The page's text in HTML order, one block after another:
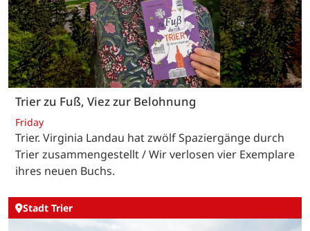
Trier zu Fuß, Viez zur Belohnung
Friday
Trier. Virginia Landau hat zwölf Spaziergänge durch
Trier zusammengestellt / Wir verlosen vier Exemplare
ihres neuen Buchs.
Stadt Trier